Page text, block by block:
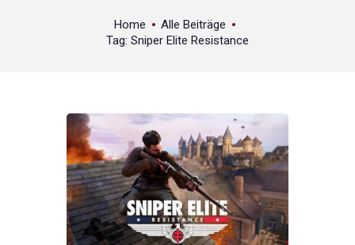
Home
Alle Beiträge
Tag: Sniper Elite Resistance
GAME RELEASES